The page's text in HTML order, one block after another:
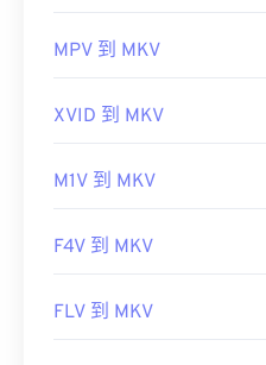
MPV 到 MKV
XVID 到 MKV
M1V 到 MKV
F4V 到 MKV
FLV 到 MKV